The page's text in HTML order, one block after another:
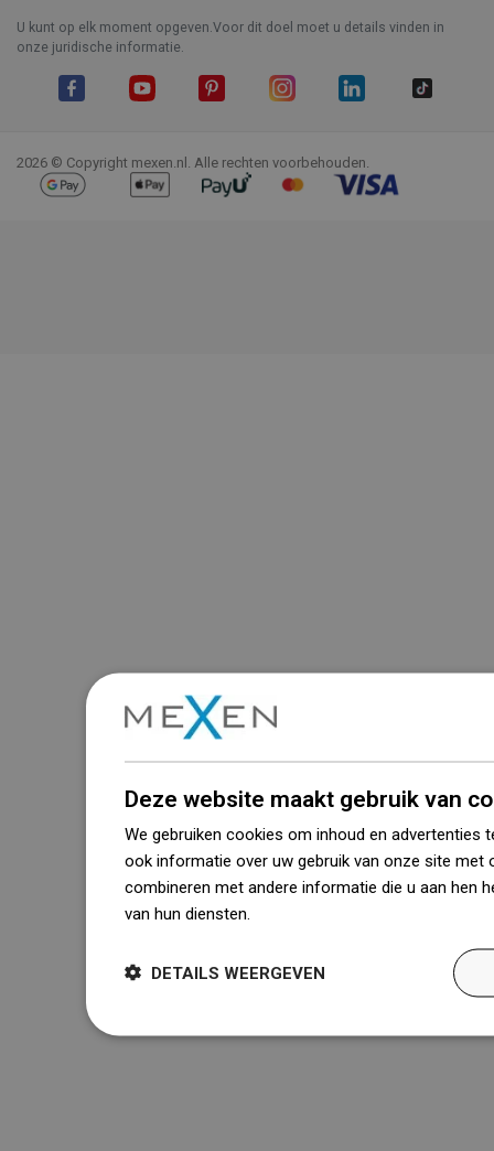
U kunt op elk moment opgeven.Voor dit doel moet u details vinden in
onze juridische informatie.
2026 © Copyright mexen.nl. Alle rechten voorbehouden.
Deze website maakt gebruik van
We gebruiken cookies om inhoud en advertenties
ook informatie over uw gebruik van onze site met
combineren met andere informatie die u aan hen
van hun diensten.
DETAILS WEERGEVEN